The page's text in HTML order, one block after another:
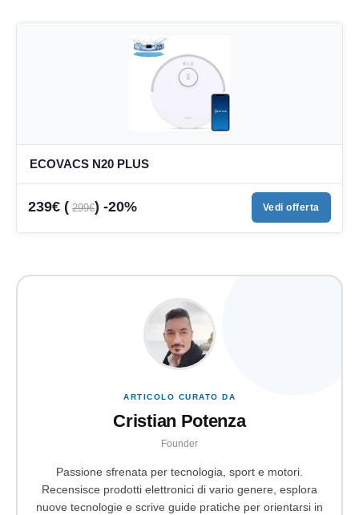
ECOVACS N20 PLUS
239€ ( 299€) -20% Vedi offerta
ARTICOLO CURATO DA
Cristian Potenza
Founder
Passione sfrenata per tecnologia, sport e motori.
Recensisce prodotti elettronici di vario genere, esplora
nuove tecnologie e scrive guide pratiche per orientarsi in